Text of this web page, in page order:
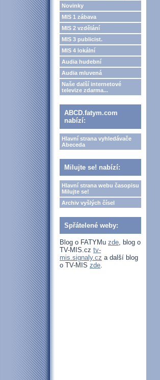
Novinky
MIS 1 zábava
MIS 2 vzdělání
MIS 3 publicist.
MIS 4 lokální
Audia hudební
Audia mluvená
Naše další internetové
televize zdarma...
ABCD.fatym.com
nabízí:
Hlavní strana vyhledávače
Abeceda
Milujte se! nabízí:
Hlavní strana webu časopisu
Milujte se!
Archiv vyšlých čísel
Spřátelené weby:
Blog o FATYMu zde, blog o
TV-MIS.cz tv-
mis.signaly.cz a další blog
o TV-MIS zde.